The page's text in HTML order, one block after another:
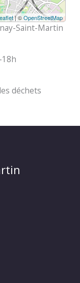
| ©OpenStreetMap
Saint-Martin
déchets